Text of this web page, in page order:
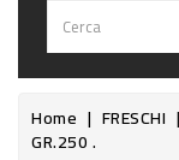
BEVANDE
ANALCOLICHE
ALCOLICHE
Home FRESCHI
GR.250 .